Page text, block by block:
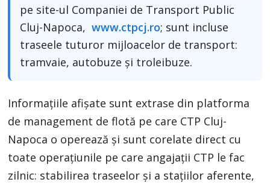
pe site-ul Companiei de Transport Public
Cluj-Napoca,www.ctpcj.ro; sunt incluse
traseele tuturor mijloacelor de transport:
tramvaie, autobuze și troleibuze.
Informațiile afișate sunt extrase din platforma
de management de flotă pe care CTP Cluj-
Napoca o operează și sunt corelate direct cu
toate operațiunile pe care angajații CTP le fac
zilnic: stabilirea traseelor și a stațiilor aferente,